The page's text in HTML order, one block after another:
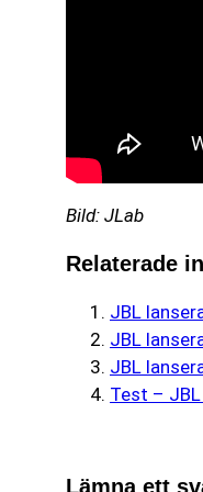
Bild: JLab
Relaterade
JBL
JBL
JBL
Test –
Lämna ett